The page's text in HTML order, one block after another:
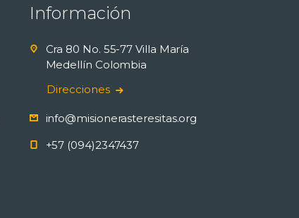
Información
Cra 80 No. 55-77 Villa María
Medellín Colombia
Direcciones
info@misionerasteresitas.org
+57 (094)2347437